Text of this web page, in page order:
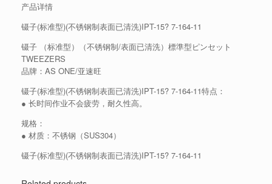
产品详情
镊子(标准型)(不锈钢制表面已清洗)IPT-15? 7-164-11
镊子 （标准型）（不锈钢制/表面已清洗）標準型ピンセット
TWEEZERS
品牌：AS ONE/亚速旺
镊子(标准型)(不锈钢制表面已清洗)IPT-15? 7-164-11特点：
● 长时间作业不会疲劳，耐久性高。
规格：
● 材质：不锈钢（SUS304）
镊子(标准型)(不锈钢制表面已清洗)IPT-15? 7-164-11